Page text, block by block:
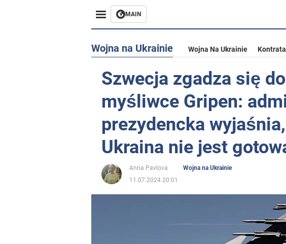
MAIN
Wojna na Ukrainie Wojna Na Ukrainie
Szwecja zgadza się
myśliwce Gripen:
prezydencka
Ukraina nie jest
Anna Pavlova
Wojna na Ukrainie
11.07.2024 20:01